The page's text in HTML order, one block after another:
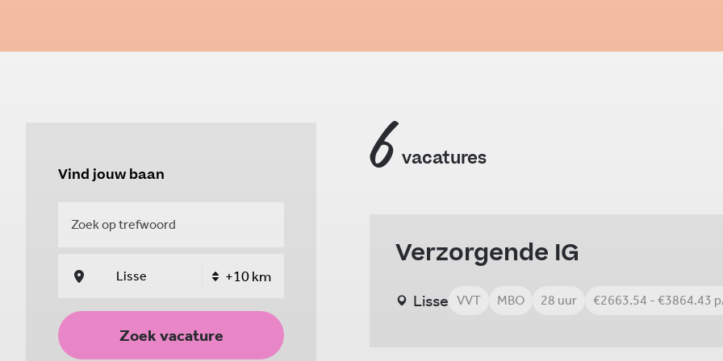
Vind jouw baan
Zoek vacature
6vacatures
Verzorgende IG
Lisse VVT MBO 28 uur €2663.54 - €3864.43